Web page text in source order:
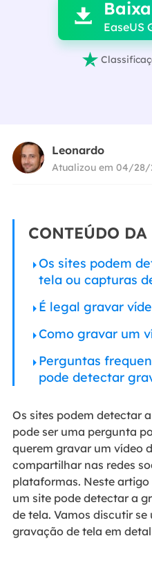
 EaseUS

Leonardo
Atualizou em 04/28/
CONTEÚDO
Os sites podem
tela ou capturas
É legal gravar
Como gravar um
Perguntas
pode detectar
Os sites podem detectar
pode ser uma pergunta
querem gravar um vídeo
compartilhar nas redes
plataformas. Neste artigo
um site pode detectar a
de tela. Vamos discutir
gravação de tela em